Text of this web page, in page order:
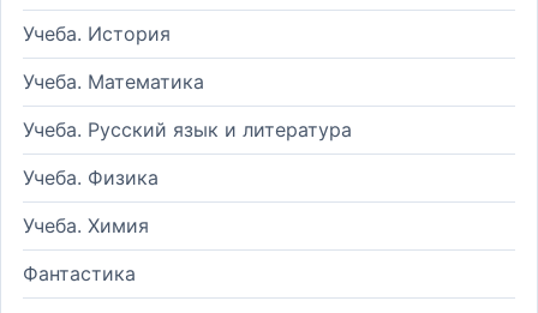
Учеба. История
Учеба. Математика
Учеба. Русский язык и литература
Учеба. Физика
Учеба. Химия
Фантастика